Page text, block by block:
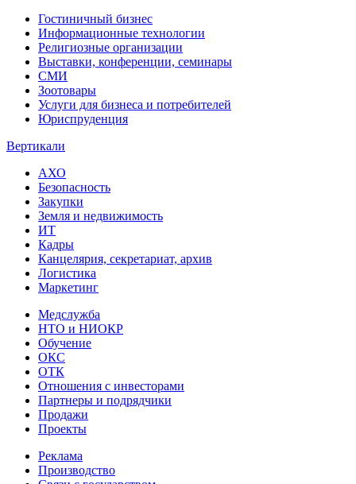
Гостиничный бизнес
Информационные технологии
Религиозные организации
Выставки, конференции, семинары
СМИ
Зоотовары
Услуги для бизнеса и потребителей
Юриспруденция
Вертикали
АХО
Безопасность
Закупки
Земля и недвижимость
ИТ
Кадры
Канцелярия, секретариат, архив
Логистика
Маркетинг
Медслужба
НТО и НИОКР
Обучение
ОКС
ОТК
Отношения с инвесторами
Партнеры и подрядчики
Продажи
Проекты
Реклама
Производство